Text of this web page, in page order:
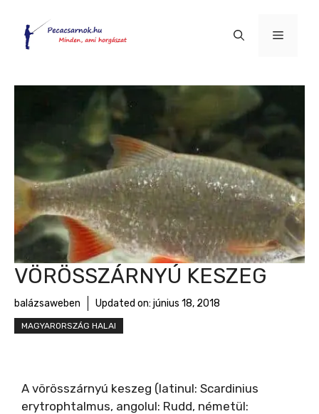
tartalomba
Menü
VÖRÖSSZÁRNYÚ KESZEG
balázsaweben Updated on: június 18, 2018
MAGYARORSZÁG HALAI
A vörösszárnyú keszeg (latinul: Scardinius
erytrophtalmus, angolul: Rudd, németül: